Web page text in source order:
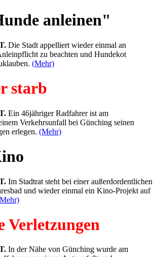
anleinen"
Die Stadt appelliert wieder einmal an
zu beachten und Hundekot
(Mehr)
starb
Ein 46jähriger Radfahrer ist am
Verkehrsunfall bei Günching seinen
erlegen. (Mehr)
Im Stadtrat steht bei einer außerdordentlichen
und wieder einmal ein Kino-Projekt auf
Verletzungen
In der Nähe von Günching wurde am